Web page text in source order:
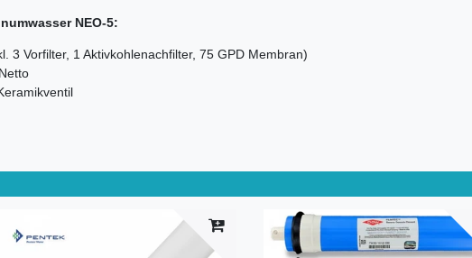
NEO-5:
3 Vorfilter, 1 Aktivkohlenachfilter, 75 GPD Membran)